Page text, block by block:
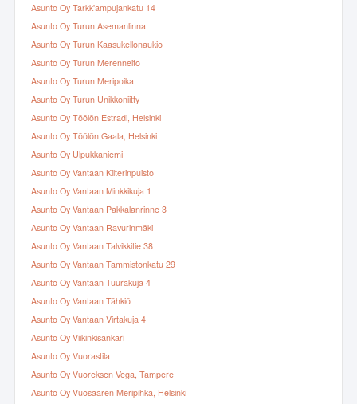
Asunto Oy Tarkk'ampujankatu 14
Asunto Oy Turun Asemanlinna
Asunto Oy Turun Kaasukellonaukio
Asunto Oy Turun Merenneito
Asunto Oy Turun Meripoika
Asunto Oy Turun Unikkoniitty
Asunto Oy Töölön Estradi, Helsinki
Asunto Oy Töölön Gaala, Helsinki
Asunto Oy Ulpukkaniemi
Asunto Oy Vantaan Kilterinpuisto
Asunto Oy Vantaan Minkkikuja 1
Asunto Oy Vantaan Pakkalanrinne 3
Asunto Oy Vantaan Ravurinmäki
Asunto Oy Vantaan Talvikkitie 38
Asunto Oy Vantaan Tammistonkatu 29
Asunto Oy Vantaan Tuurakuja 4
Asunto Oy Vantaan Tähkiö
Asunto Oy Vantaan Virtakuja 4
Asunto Oy Viikinkisankari
Asunto Oy Vuorastila
Asunto Oy Vuoreksen Vega, Tampere
Asunto Oy Vuosaaren Meripihka, Helsinki